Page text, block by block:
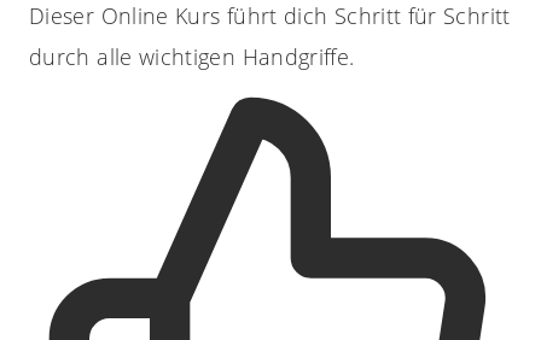
Dieser Online Kurs führt dich Schritt für Schritt
durch alle wichtigen Handgriffe.